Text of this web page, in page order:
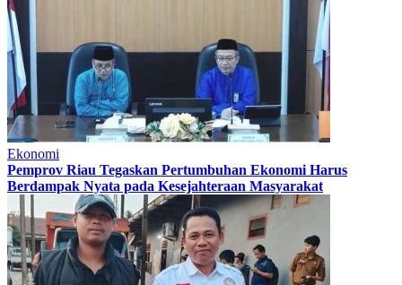
Ekonomi
Pemprov Riau Tegaskan Pertumbuhan Ekonomi Harus
Berdampak Nyata pada Kesejahteraan Masyarakat